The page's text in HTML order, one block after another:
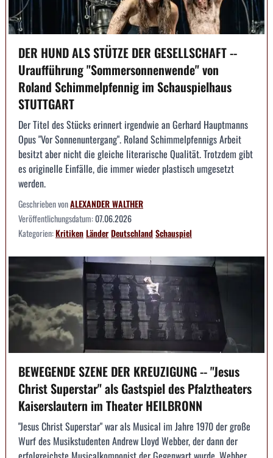
DER HUND ALS STÜTZE DER GESELLSCHAFT --
Uraufführung "Sommersonnenwende" von
Roland Schimmelpfennig im Schauspielhaus
STUTTGART
Der Titel des Stücks erinnert irgendwie an Gerhard Hauptmanns
Opus "Vor Sonnenuntergang". Roland Schimmelpfennigs Arbeit
besitzt aber nicht die gleiche literarische Qualität. Trotzdem gibt
es originelle Einfälle, die immer wieder plastisch umgesetzt
werden.
Geschrieben vonALEXANDER WALTHER
Veröffentlichungsdatum:07.06.2026
Kategorien:KritikenLänderDeutschlandSchauspiel
BEWEGENDE SZENE DER KREUZIGUNG -- "Jesus
Christ Superstar" als Gastspiel des Pfalztheaters
Kaiserslautern im Theater HEILBRONN
"Jesus Christ Superstar" war als Musical im Jahre 1970 der große
Wurf des Musikstudenten Andrew Lloyd Webber, der dann der